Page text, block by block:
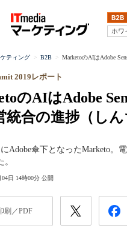
B2B
ホワ
ティング B2B MarketoのAIはAdobe
のAIはAdobe
統合の進捗（し
2019レポート
にAdobe傘下となったMarketo
04日 14時00分 公開
刷／PDF